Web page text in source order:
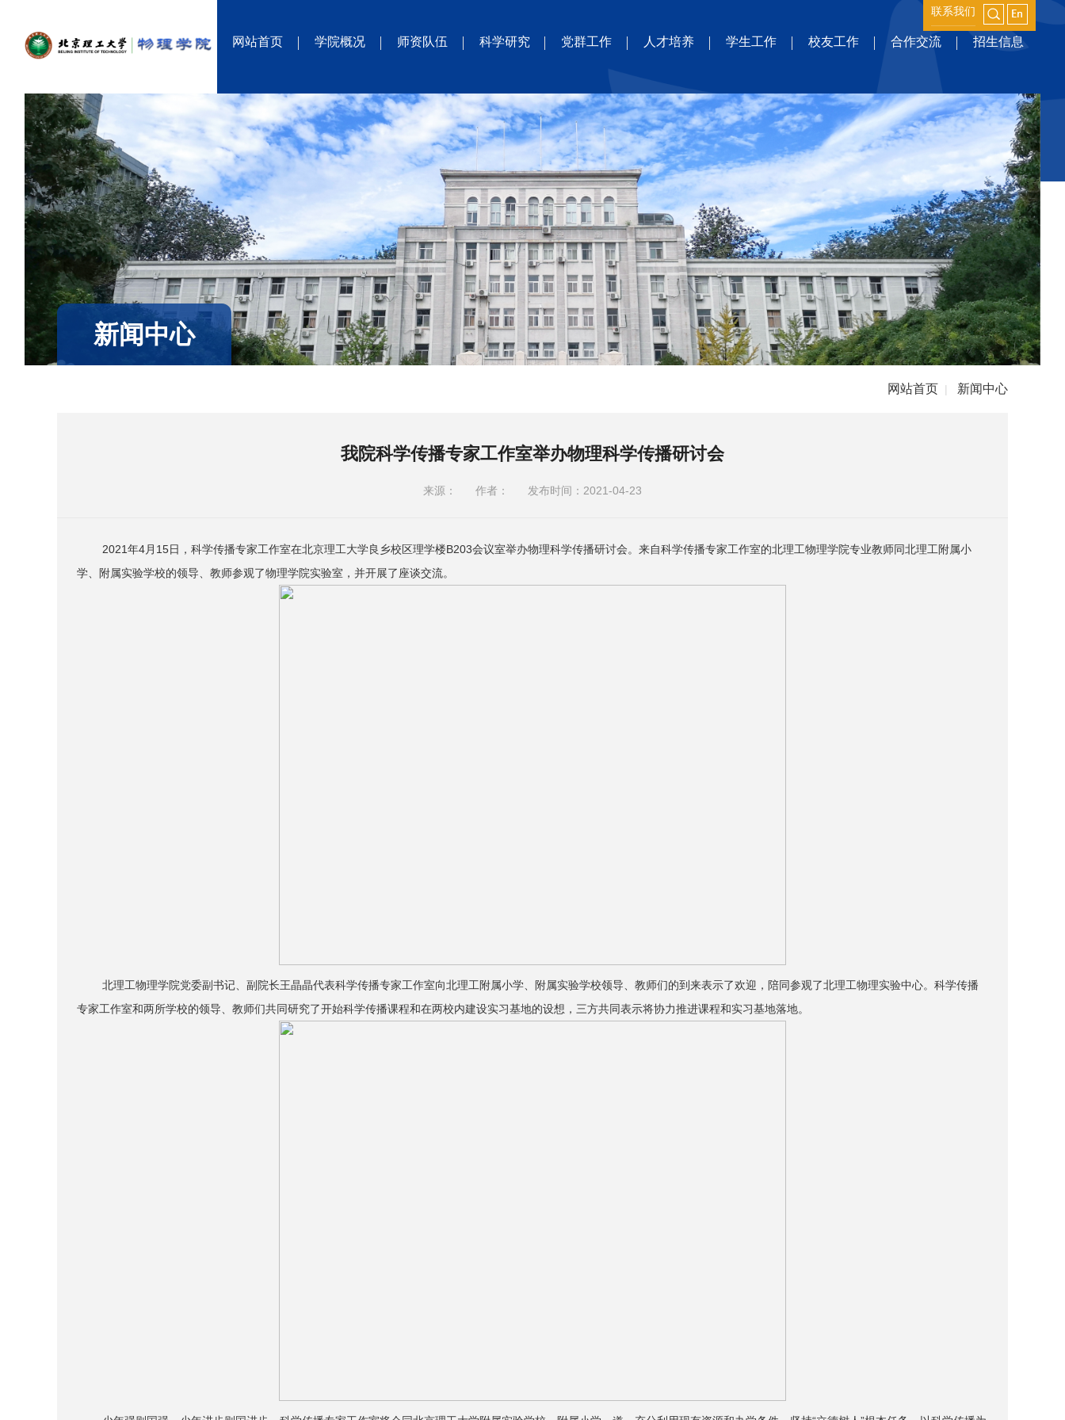
联系我们
网站首页 学院概况 师资队伍 科学研究 党群工作 人才培养 学生工作 校友工作 合作交流 招生信息
新闻中心
网站首页 | 新闻中心
我院科学传播专家工作室举办物理科学传播研讨会
来源： 作者： 发布时间：2021-04-23
2021年4月15日，科学传播专家工作室在北京理工大学良乡校区理学楼B203会议室举办物理科学传播研讨会。来自科学传播专家工作室的北理工物理学院专业教师同北理工附属小
学、附属实验学校的领导、教师参观了物理学院实验室，并开展了座谈交流。
北理工物理学院党委副书记、副院长王晶晶代表科学传播专家工作室向北理工附属小学、附属实验学校领导、教师们的到来表示了欢迎，陪同参观了北理工物理实验中心。科学传播
专家工作室和两所学校的领导、教师们共同研究了开始科学传播课程和在两校内建设实习基地的设想，三方共同表示将协力推进课程和实习基地落地。